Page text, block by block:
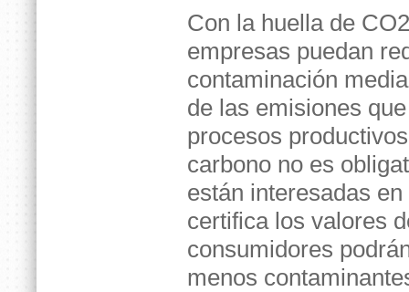
Con la huella de
empresas puedan
contaminación
de las emisiones
procesos
carbono no es
están interesadas
certifica los valores
consumidores
menos